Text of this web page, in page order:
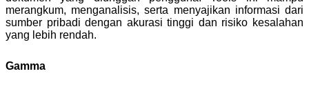
merangkum, menganalisis, serta menyajikan informasi dari
sumber pribadi dengan akurasi tinggi dan risiko kesalahan
yang lebih rendah.
Gamma